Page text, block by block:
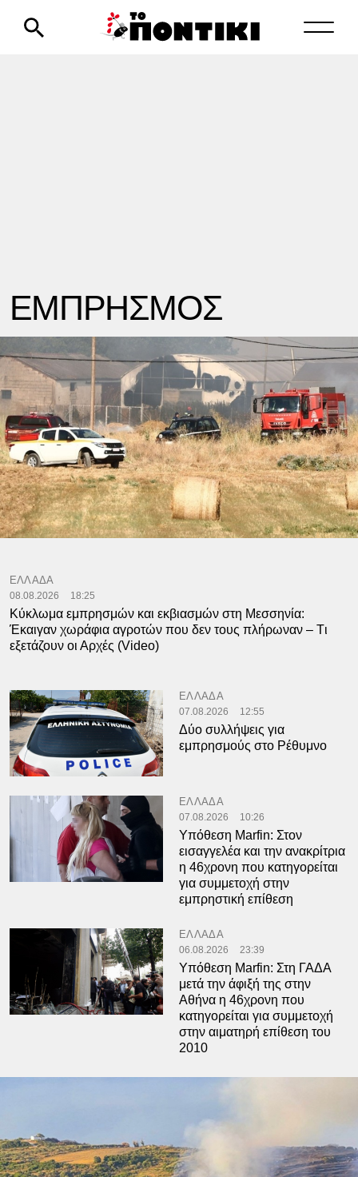
ΕΜΠΡΗΣΜΟΣ
ΕΛΛΑΔΑ
08.08.2026 18:25
Kύκλωμα εμπρησμών και εκβιασμών στη Μεσσηνία:
Έκαιγαν χωράφια αγροτών που δεν τους πλήρωναν – Tι
εξετάζουν οι Αρχές (Video)
ΕΛΛΑΔΑ
07.08.2026 12:55
Δύο συλλήψεις για
εμπρησμούς στο Ρέθυμνο
ΕΛΛΑΔΑ
07.08.2026 10:26
Υπόθεση Marfin: Στον
εισαγγελέα και την ανακρίτρια
η 46χρονη που κατηγορείται
για συμμετοχή στην
εμπρηστική επίθεση
ΕΛΛΑΔΑ
06.08.2026 23:39
Υπόθεση Marfin: Στη ΓΑΔΑ
μετά την άφιξή της στην
Αθήνα η 46χρονη που
κατηγορείται για συμμετοχή
στην αιματηρή επίθεση του
2010